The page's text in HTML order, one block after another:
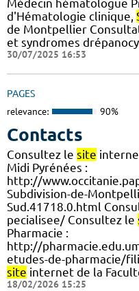
Médecin hématologue
d'Hématologie clinique,
de Montpellier
et syndromes
30/07/2025 16:53
PAGES
relevance: 90%
Contacts
Consultez le site
Midi Pyrénées :
http://
Subdivision-de-
Sud.41718.0.html
pecialisee/ Consultez le
Pharmacie :
http://
etudes-de-pharmacie/
site internet de la
18/02/2026 15:25